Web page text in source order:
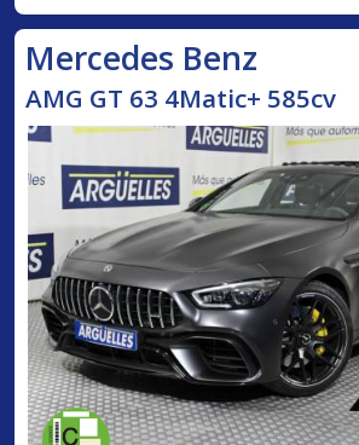
Mercedes Benz
AMG GT 63 4Matic+ 585cv